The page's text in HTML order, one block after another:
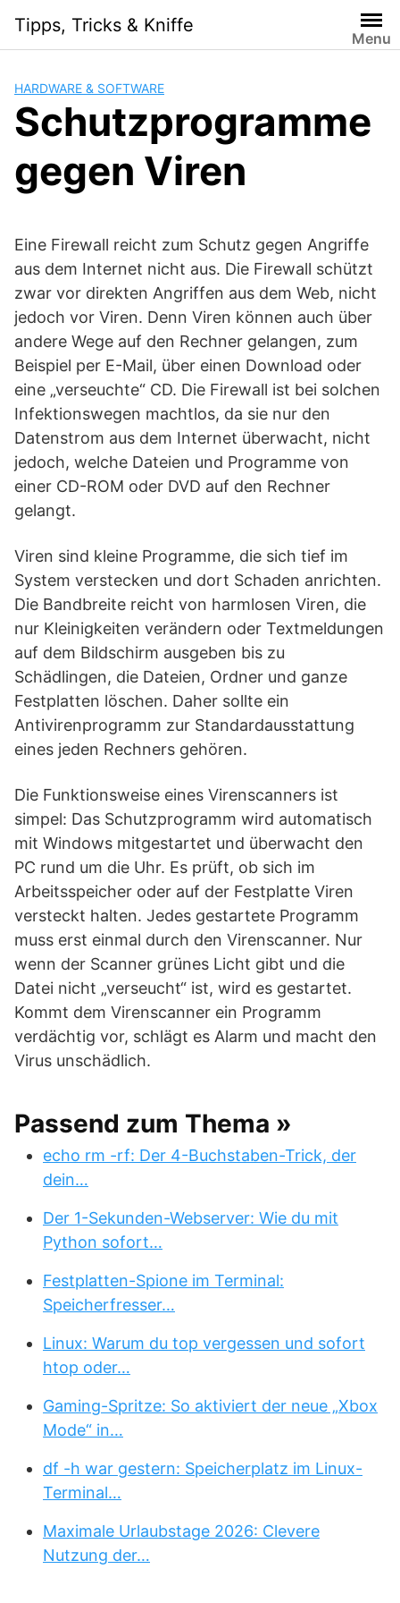
content
Tipps, Tricks & Kniffe
Menu
HARDWARE & SOFTWARE
Schutzprogramme
gegen Viren
Eine Firewall reicht zum Schutz gegen Angriffe
aus dem Internet nicht aus. Die Firewall schützt
zwar vor direkten Angriffen aus dem Web, nicht
jedoch vor Viren. Denn Viren können auch über
andere Wege auf den Rechner gelangen, zum
Beispiel per E-Mail, über einen Download oder
eine „verseuchte“ CD. Die Firewall ist bei solchen
Infektionswegen machtlos, da sie nur den
Datenstrom aus dem Internet überwacht, nicht
jedoch, welche Dateien und Programme von
einer CD-ROM oder DVD auf den Rechner
gelangt.
Viren sind kleine Programme, die sich tief im
System verstecken und dort Schaden anrichten.
Die Bandbreite reicht von harmlosen Viren, die
nur Kleinigkeiten verändern oder Textmeldungen
auf dem Bildschirm ausgeben bis zu
Schädlingen, die Dateien, Ordner und ganze
Festplatten löschen. Daher sollte ein
Antivirenprogramm zur Standardausstattung
eines jeden Rechners gehören.
Die Funktionsweise eines Virenscanners ist
simpel: Das Schutzprogramm wird automatisch
mit Windows mitgestartet und überwacht den
PC rund um die Uhr. Es prüft, ob sich im
Arbeitsspeicher oder auf der Festplatte Viren
versteckt halten. Jedes gestartete Programm
muss erst einmal durch den Virenscanner. Nur
wenn der Scanner grünes Licht gibt und die
Datei nicht „verseucht“ ist, wird es gestartet.
Kommt dem Virenscanner ein Programm
verdächtig vor, schlägt es Alarm und macht den
Virus unschädlich.
Passend zum Thema »
echo rm -rf: Der 4-Buchstaben-Trick, der
dein…
Der 1-Sekunden-Webserver: Wie du mit
Python sofort…
Festplatten-Spione im Terminal:
Speicherfresser…
Linux: Warum du top vergessen und sofort
htop oder…
Gaming-Spritze: So aktiviert der neue „Xbox
Mode“ in…
df -h war gestern: Speicherplatz im Linux-
Terminal…
Maximale Urlaubstage 2026: Clevere
Nutzung der…